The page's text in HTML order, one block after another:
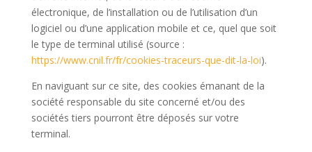
électronique, de l’installation ou de l’utilisation d’un
logiciel ou d’une application mobile et ce, quel que soit
le type de terminal utilisé (source :
https://www.cnil.fr/fr/cookies-traceurs-que-dit-la-loi).
En naviguant sur ce site, des cookies émanant de la
société responsable du site concerné et/ou des
sociétés tiers pourront être déposés sur votre
terminal.